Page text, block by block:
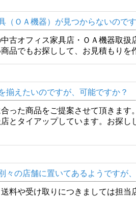
（ＯＡ機器）が見つからないので
古オフィス家具店・ＯＡ機器取
品でもお探しして、お見積もりを
揃えたいのですが、可能ですか？
った商品をご提案させて頂きま
とタイアップしています。お探
々の店舗に置いてあるようですが
料や受け取りにつきましては担